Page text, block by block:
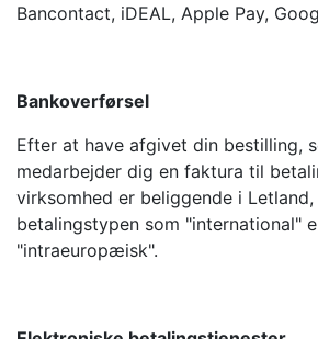
Bancontact, iDEAL, Apple Pay,
Bankoverførsel
Efter at have afgivet din bestilling,
medarbejder dig en faktura til
virksomhed er beliggende i
betalingstypen som "international"
"intraeuropæisk".